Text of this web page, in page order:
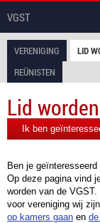
VGST
VERENIGING LID
REÜNISTEN
Lid worden
Ik ben
Ben je
Op deze pagina vind
worden van de
voor vereniging wij
op kamers gaan en